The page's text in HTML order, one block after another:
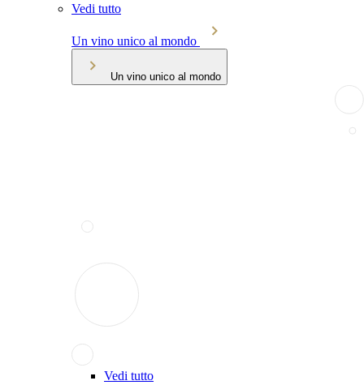
Vedi tutto
Un vino unico al mondo
Un vino unico al mondo
Vedi tutto